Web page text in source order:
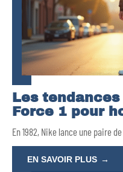
Les
Force 1 pour
En 1982, Nike lance une paire
EN SAVOIR PLUS